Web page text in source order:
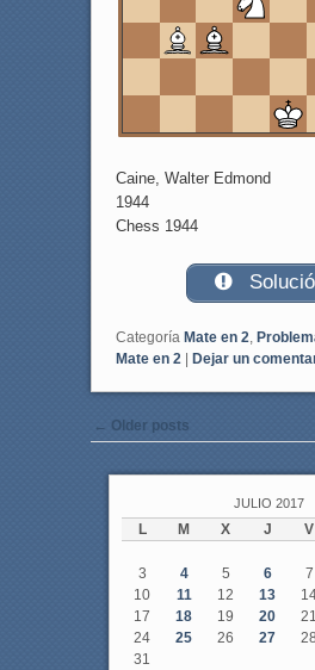
Caine, Walter Edmond
1944
Chess 1944
Categoría Mate en 2
Mate en 2 | Dejar un
Post navigation
← Older posts
JULIO 2017
L M X J V
3
4 5 6 7
10
11 12 13
17
18 19 20 21
24
25 26 27 28
31